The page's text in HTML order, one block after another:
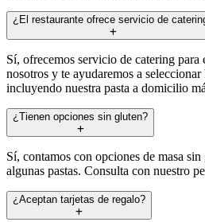
¿El restaurante ofrece servicio de
Sí, ofrecemos servicio de catering para
nosotros y te ayudaremos a
incluyendo nuestra pasta a domicilio
¿Tienen opciones sin gluten?
Sí, contamos con opciones de masa
algunas pastas. Consulta con nuestro
¿Aceptan tarjetas de regalo?